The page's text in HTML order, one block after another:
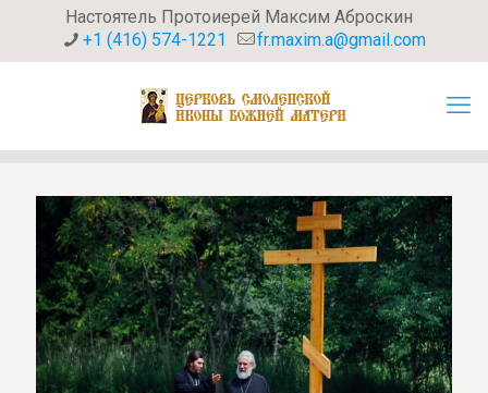
Настоятель Протоиерей Максим Аброскин
+1 (416) 574-1221
fr.maxim.a@gmail.com